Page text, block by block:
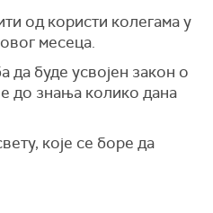
од користи колегама у
месеца.
да буде усвојен закон о
до знања колико дана
које се боре да